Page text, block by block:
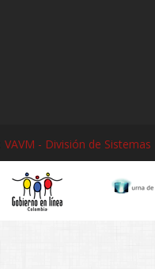
VAVM - División de Sistemas